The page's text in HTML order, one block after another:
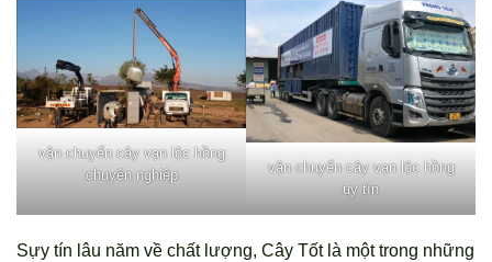
vận chuyển cây vạn lộc hồng
chuyên nghiệp
vận chuyển cây vạn lộc hồng
uy tín
Sựy tín lâu năm về chất lượng, Cây Tốt là một trong những